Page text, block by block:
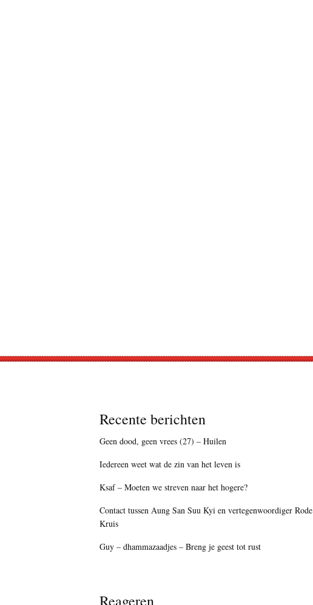
Recente berichten
Geen dood, geen vrees (27) – Huilen
Iedereen weet wat de zin van het leven is
Ksaf – Moeten we streven naar het hogere?
Contact tussen Aung San Suu Kyi en vertegenwoordiger Rode
Kruis
Guy – dhammazaadjes – Breng je geest tot rust
Reageren